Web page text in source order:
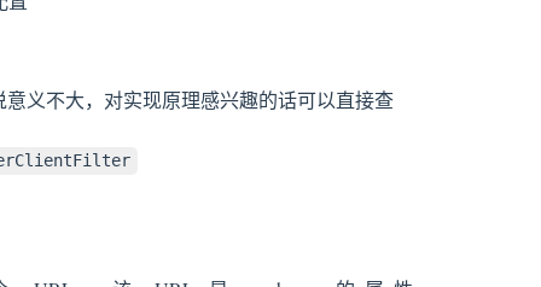
义不大，对实现原理感兴趣的话可以直接查